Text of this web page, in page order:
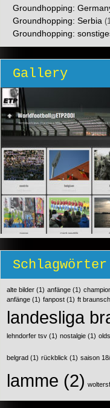
Groundhopping:
Groundhopping: Serbia
Groundhopping:
Gallery
Schlagwörter
alte bilder (1) anfänge (1)
anfänge (1) fanpost (1) ft
landesliga
lehndorfer tsv (1) nostalgie (1)
belgrad (1) rückblick (1) saison
lamme (2)